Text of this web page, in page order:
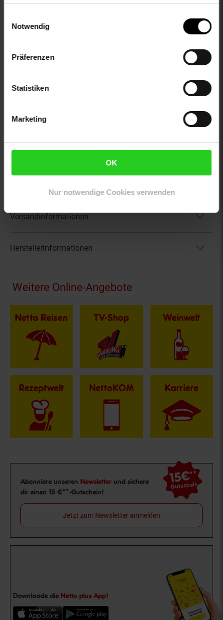
Notwendig
Präferenzen
Statistiken
Marketing
OK
Nur notwendige Cookies verwenden
otto-verschlussdetails: ohne Verschluss
sleeve_material: 100% not_applicable
color: blau
VG-Größe: M
Artikel gehört zur Kategorie:Herren Oberbekleidung
Versandinformationen
Herstellerinformationen
Fußzeile
Weitere Online-Angebote
Netto Reisen TV-Shop Weinwelt
Rezeptwelt NettoKOM Karriere
Newsletter Anmeldung
Abonniere unseren Newsletter und sichere
dir einen 15 €**-Gutschein!
15€**
Gutschein
Jetzt zum Newsletter anmelden
Downloade die Netto plus App!